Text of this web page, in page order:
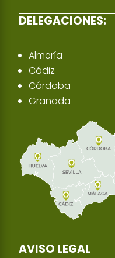
DELEGACIONES:
Almería
Cádiz
Córdoba
Granada
AVISO LEGAL